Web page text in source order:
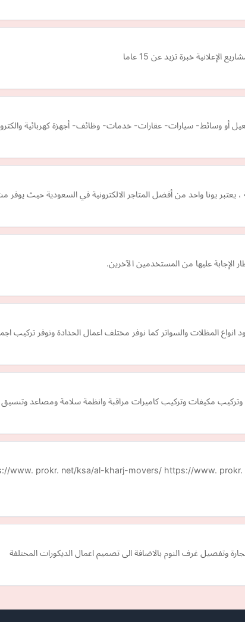
خبرة تزيد عن 15 عاما
أو وسائط- سيارات- عقارات- خدمات- وظائف- أجهزة كهربائية
، يعتبر يونا واحد من أفضل المتاجر الالكترونية في السعودية حيث
الإجابة عليها من المستخدمين الآخرين.
المظلات والسواتر كما نوفر مختلف اعمال الحدادة ونوفر تركيب
مكيفات وتركيب كاميرات مراقبة وانظمة سلامة ومصاعد وتنسيق
www. prokr. net/ksa/al-kharj-movers/ https://www.
وتفصيل غرف النوم بالاضافة الى تصميم اعمال الديكورات المختلفة